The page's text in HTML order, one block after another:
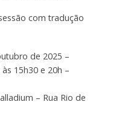
com tradução
de 2025 –
15h30 e 20h –
– Rua Rio de